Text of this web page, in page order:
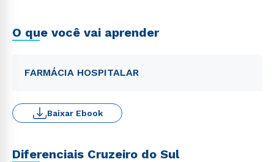
O que você vai aprender
FARMÁCIA HOSPITALAR
Baixar Ebook
Diferenciais Cruzeiro do Sul